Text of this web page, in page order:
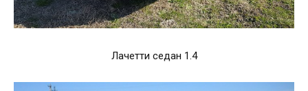
Лачетти седан 1.4